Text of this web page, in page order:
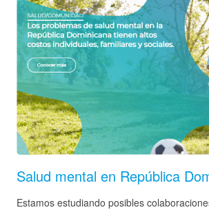
Salud mental en República
Estamos estudiando posibles